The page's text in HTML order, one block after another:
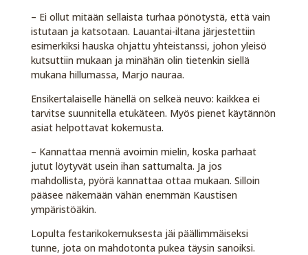
– Ei ollut mitään sellaista turhaa pönötystä, että vain
istutaan ja katsotaan. Lauantai-iltana järjestettiin
esimerkiksi hauska ohjattu yhteistanssi, johon yleisö
kutsuttiin mukaan ja minähän olin tietenkin siellä
mukana hillumassa, Marjo nauraa.
Ensikertalaiselle hänellä on selkeä neuvo: kaikkea ei
tarvitse suunnitella etukäteen. Myös pienet käytännön
asiat helpottavat kokemusta.
– Kannattaa mennä avoimin mielin, koska parhaat
jutut löytyvät usein ihan sattumalta. Ja jos
mahdollista, pyörä kannattaa ottaa mukaan. Silloin
pääsee näkemään vähän enemmän Kaustisen
ympäristöäkin.
Lopulta festarikokemuksesta jäi päällimmäiseksi
tunne, jota on mahdotonta pukea täysin sanoiksi.